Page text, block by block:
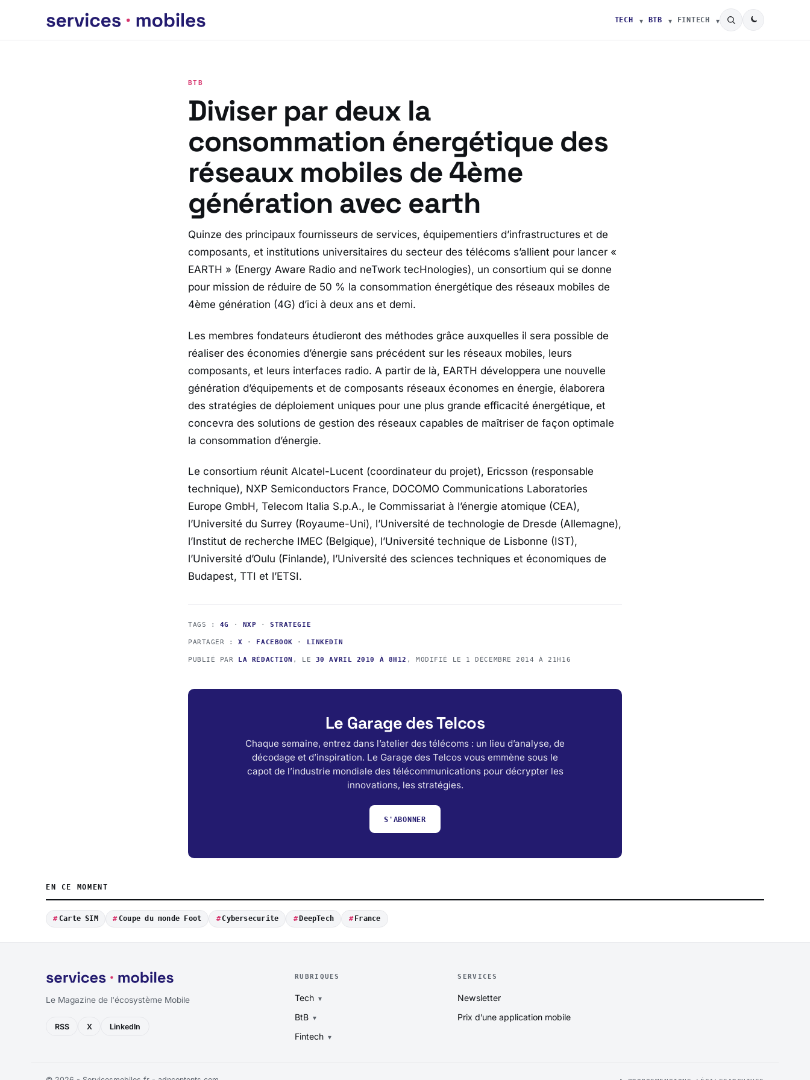
TECH BTB FINTECH
BTB
Diviser par deux la
consommation énergétique des
réseaux mobiles de 4ème
génération avec earth
Quinze des principaux fournisseurs de services, équipementiers d’infrastructures et de
composants, et institutions universitaires du secteur des télécoms s’allient pour lancer «
EARTH » (Energy Aware Radio and neTwork tecHnologies), un consortium qui se donne
pour mission de réduire de 50 % la consommation énergétique des réseaux mobiles de
4ème génération (4G) d’ici à deux ans et demi.
Les membres fondateurs étudieront des méthodes grâce auxquelles il sera possible de
réaliser des économies d’énergie sans précédent sur les réseaux mobiles, leurs
composants, et leurs interfaces radio. A partir de là, EARTH développera une nouvelle
génération d’équipements et de composants réseaux économes en énergie, élaborera
des stratégies de déploiement uniques pour une plus grande efficacité énergétique, et
concevra des solutions de gestion des réseaux capables de maîtriser de façon optimale
la consommation d’énergie.
Le consortium réunit Alcatel-Lucent (coordinateur du projet), Ericsson (responsable
technique), NXP Semiconductors France, DOCOMO Communications Laboratories
Europe GmbH, Telecom Italia S.p.A., le Commissariat à l’énergie atomique (CEA),
l’Université du Surrey (Royaume-Uni), l’Université de technologie de Dresde (Allemagne),
l’Institut de recherche IMEC (Belgique), l’Université technique de Lisbonne (IST),
l’Université d’Oulu (Finlande), l’Université des sciences techniques et économiques de
Budapest, TTI et l’ETSI.
TAGS : 4G · NXP ·STRATEGIE
PARTAGER :X · FACEBOOK · LINKEDIN
PUBLIÉ PAR LA RÉDACTION , LE 30 AVRIL 2010 À 8H12 , MODIFIÉ LE 1 DÉCEMBRE 2014 À 21H16
Le Garage des Telcos
Chaque semaine, entrez dans l’atelier des télécoms : un lieu d’analyse, de
décodage et d’inspiration. Le Garage des Telcos vous emmène sous le
capot de l’industrie mondiale des télécommunications pour décrypter les
innovations, les stratégies.
S'ABONNER
EN CE MOMENT
Carte SIM Coupe du monde Foot Cybersecurite DeepTech France
Le Magazine de l'écosystème Mobile
RSS X LinkedIn
RUBRIQUES
Tech
BtB
Fintech
SERVICES
Newsletter
Prix d’une application mobile